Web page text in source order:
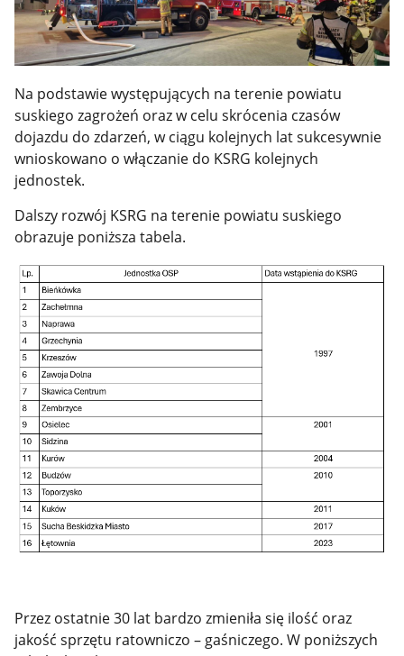
Na podstawie występujących na terenie powiatu
suskiego zagrożeń oraz w celu skrócenia czasów
dojazdu do zdarzeń, w ciągu kolejnych lat sukcesywnie
wnioskowano o włączanie do KSRG kolejnych
jednostek.
Dalszy rozwój KSRG na terenie powiatu suskiego
obrazuje poniższa tabela.
Przez ostatnie 30 lat bardzo zmieniła się ilość oraz
jakość sprzętu ratowniczo – gaśniczego. W poniższych